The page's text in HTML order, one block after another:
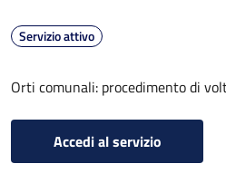
Servizio attivo
Orti comunali: procedimento di
Accedi al servizio